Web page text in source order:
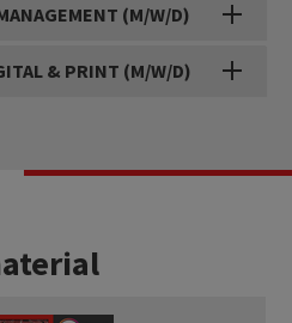
(M/W/D)
& PRINT (M/W/D)